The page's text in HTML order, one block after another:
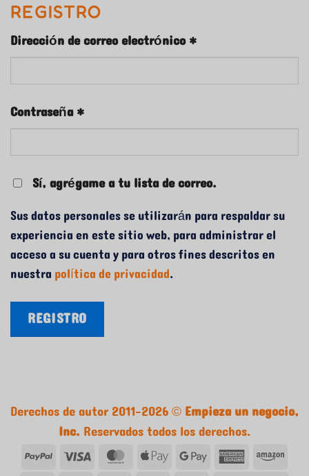
REGISTRO
Dirección de correo electrónico*Requerido
Contraseña*Requerido
Sí, agrégame a tu lista de correo.
Sus datos personales se utilizarán para respaldar su
experiencia en este sitio web, para administrar el
acceso a su cuenta y para otros fines descritos en
nuestrapolítica de privacidad.
REGISTRO
Derechos de autor 2011-2026 ©Empieza un negocio,
Inc. Reservados todos los derechos.
PayPalVisa
tarjetaApple Google tarjeta